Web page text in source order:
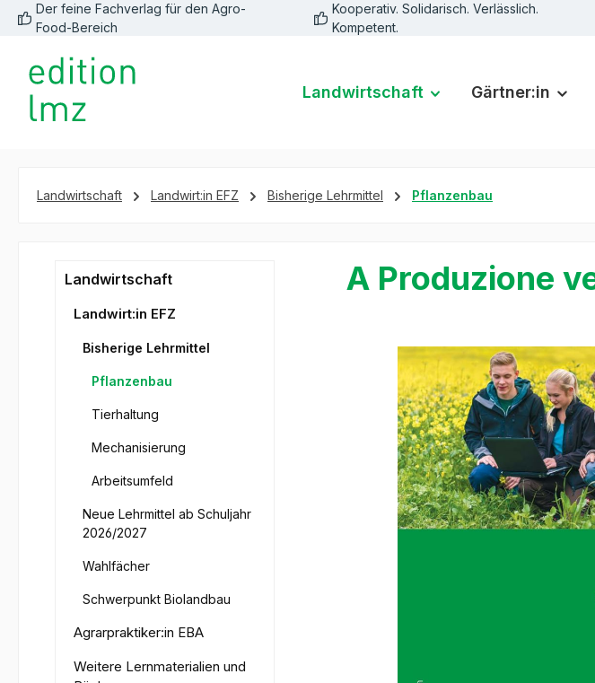
Zur Hauptnavigation springen
Der feine Fachverlag für den Agro-
Food-Bereich
Kooperativ. Solidarisch. Verlässlich.
Kompetent.
Landwirtschaft Gärtner:in
Landwirtschaft Landwirt:in EFZ Bisherige Lehrmittel Pflanzenbau
Landwirtschaft
Landwirt:in EFZ
Bisherige Lehrmittel
Pflanzenbau
Tierhaltung
Mechanisierung
Arbeitsumfeld
Neue Lehrmittel ab Schuljahr
2026/2027
Wahlfächer
Schwerpunkt Biolandbau
Agrarpraktiker:in EBA
Weitere Lernmaterialien und
A Produzione
Bildergalerie überspringen